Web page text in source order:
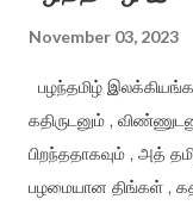
தெரியாது. நான்
November 03, 2023
பழந்தமிழ்
கதிருடனும் ,
பிறந்ததாகவும் , அத்
பழமையான திங்கள் ,